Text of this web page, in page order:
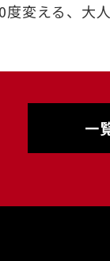
変える、大
一